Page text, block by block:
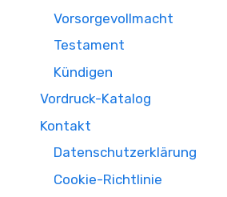
Vorsorgevollmacht
Testament
Kündigen
Vordruck-Katalog
Kontakt
Datenschutzerklärung
Cookie-Richtlinie